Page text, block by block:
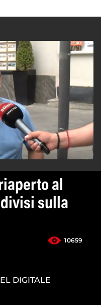
al
sulla
10659
DIGITALE